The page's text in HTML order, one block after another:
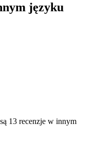
języku
13 recenzje w innym